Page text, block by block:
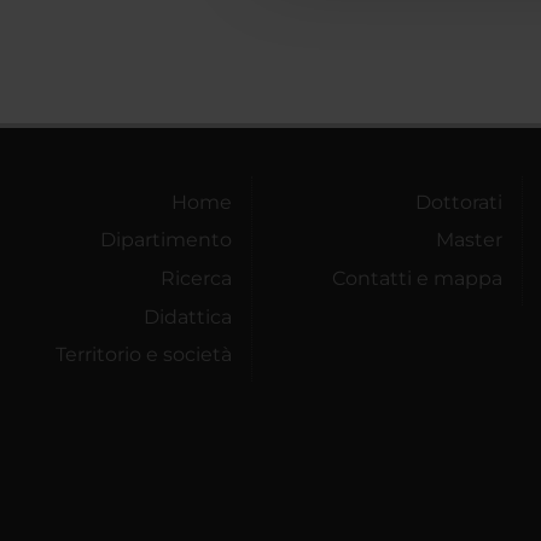
Home
Dipartimento
Ricerca
Didattica
Territorio e società
Dottorati
Master
Contatti e mappa